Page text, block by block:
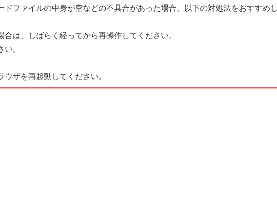
ドファイルの中身が空などの不具合があった場合、以下の対処法をおすすめし
は、しばらく経ってから再操作してください。
。
ザを再起動してください。